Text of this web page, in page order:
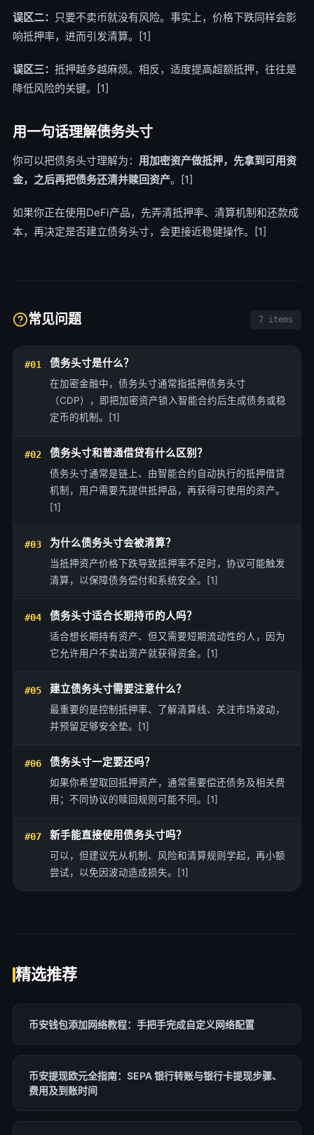
误区二： 只要不卖币就没有风险。事实上，价格下跌同样会影
响抵押率，进而引发清算。[1]
误区三： 抵押越多越麻烦。相反，适度提高超额抵押，往往是
降低风险的关键。[1]
用一句话理解债务头寸
你可以把债务头寸理解为： 用加密资产做抵押，先拿到可用资
金，之后再把债务还清并赎回资产。[1]
如果你正在使用DeFi产品，先弄清抵押率、清算机制和还款成
本，再决定是否建立债务头寸，会更接近稳健操作。[1]
常见问题 7 items
#01 债务头寸是什么？
在加密金融中，债务头寸通常指抵押债务头寸
（CDP），即把加密资产锁入智能合约后生成债务或稳
定币的机制。[1]
#02 债务头寸和普通借贷有什么区别？
债务头寸通常是链上、由智能合约自动执行的抵押借贷
机制，用户需要先提供抵押品，再获得可使用的资产。
[1]
#03 为什么债务头寸会被清算？
当抵押资产价格下跌导致抵押率不足时，协议可能触发
清算，以保障债务偿付和系统安全。[1]
#04 债务头寸适合长期持币的人吗？
适合想长期持有资产、但又需要短期流动性的人，因为
它允许用户不卖出资产就获得资金。[1]
#05 建立债务头寸需要注意什么？
最重要的是控制抵押率、了解清算线、关注市场波动，
并预留足够安全垫。[1]
#06 债务头寸一定要还吗？
如果你希望取回抵押资产，通常需要偿还债务及相关费
用；不同协议的赎回规则可能不同。[1]
#07 新手能直接使用债务头寸吗？
可以，但建议先从机制、风险和清算规则学起，再小额
尝试，以免因波动造成损失。[1]
精选推荐
币安钱包添加网络教程：手把手完成自定义网络配置
币安提现欧元全指南：SEPA 银行转账与银行卡提现步骤、
费用及到账时间